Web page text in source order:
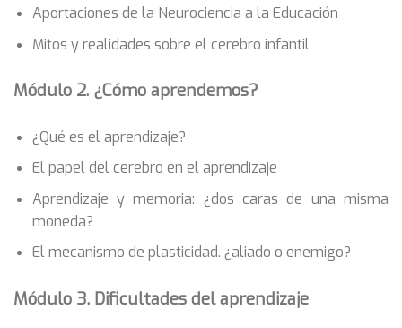
Aportaciones de la Neurociencia a la Educación
Mitos y realidades sobre el cerebro infantil
Módulo 2. ¿Cómo aprendemos?
¿Qué es el aprendizaje?
El papel del cerebro en el aprendizaje
Aprendizaje y memoria: ¿dos caras de una misma
moneda?
El mecanismo de plasticidad. ¿aliado o enemigo?
Módulo 3. Dificultades del aprendizaje